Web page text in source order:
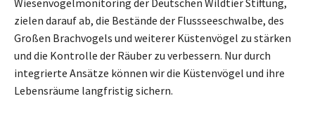
zielen darauf ab, die Bestände der Flussseeschwalbe, des
Großen Brachvogels und weiterer Küstenvögel zu stärken
und die Kontrolle der Räuber zu verbessern. Nur durch
integrierte Ansätze können wir die Küstenvögel und ihre
Lebensräume langfristig sichern.